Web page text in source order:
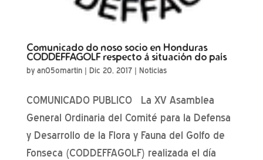
Comunicado do noso socio en Honduras
CODDEFFAGOLF respecto á situación do país
by an05omartin| Dic 20, 2017| Noticias
COMUNICADO PUBLICO La XV Asamblea
General Ordinaria del Comité para la Defensa
y Desarrollo de la Flora y Fauna del Golfo de
Fonseca (CODDEFFAGOLF) realizada el día